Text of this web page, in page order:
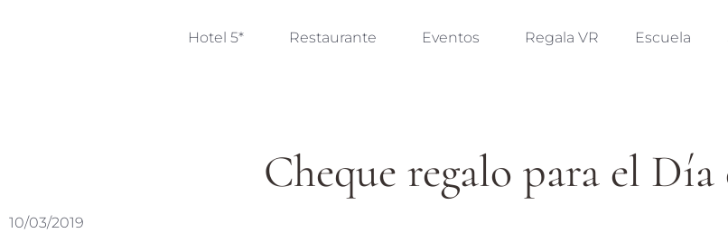
Hotel 5* Restaurante Eventos Regala VR Escuela
Cheque regalo para el Día
10/03/2019